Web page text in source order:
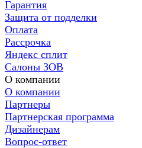
Гарантия
Защита от подделки
Оплата
Рассрочка
Яндекс сплит
Салоны ЗОВ
О компании
О компании
Партнеры
Партнерская программа
Дизайнерам
Вопрос-ответ